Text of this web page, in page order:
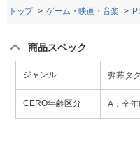
トップ ゲーム・映画・音楽
商品スペック
ジャンル 弾幕タ
CERO年齢区分 A：全年